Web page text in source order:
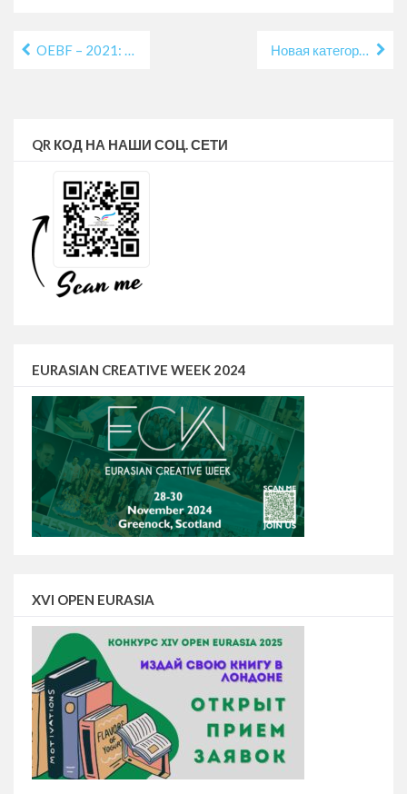
OEBF – 2021: шорт-лист по категории “Перевод” Новая категория конкурса: представьте свои работы научному сообществу Великобритании!
QR КОД НА НАШИ СОЦ. СЕТИ
EURASIAN CREATIVE WEEK 2024
XVI OPEN EURASIA